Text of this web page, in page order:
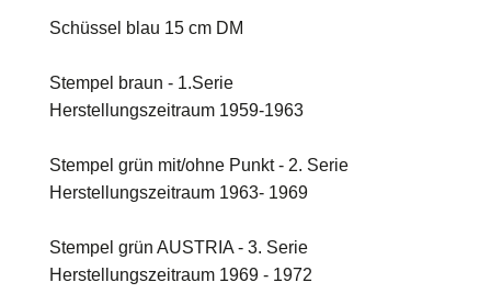
Schüssel blau 15 cm DM
Stempel braun - 1.Serie
Herstellungszeitraum 1959-1963
Stempel grün mit/ohne Punkt - 2. Serie
Herstellungszeitraum 1963- 1969
Stempel grün AUSTRIA - 3. Serie
Herstellungszeitraum 1969 - 1972